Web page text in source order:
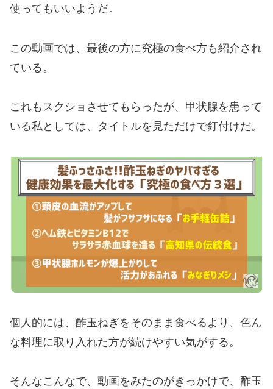
使ってもいいようだ。
この動画では、最後の方に究極の食べ方も紹介され
ている。
これもスクショさせてもらったが、甲状腺を患って
いる私としては、タイトルを見ただけで釘付けだ。
個人的には、酢玉ねぎをそのまま食べるより、色ん
な料理に取り入れた方が続けやすい気がする。
そんなこんなで、動画をみたのがきっかけで、酢玉